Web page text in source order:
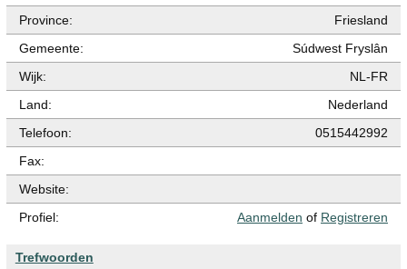
Province:
Friesland
Gemeente:
Súdwest Fryslân
Wijk:
NL-FR
Land:
Nederland
Telefoon:
0515442992
Fax:
Website:
Profiel:
Aanmelden of Registreren
Trefwoorden